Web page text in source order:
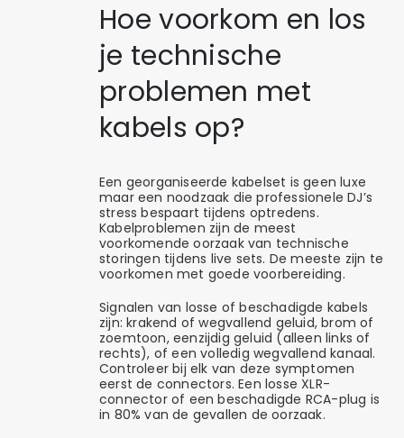
Hoe voorkom en los
je technische
problemen met
kabels op?
Een georganiseerde kabelset is geen luxe
maar een noodzaak die professionele DJ’s
stress bespaart tijdens optredens.
Kabelproblemen zijn de meest
voorkomende oorzaak van technische
storingen tijdens live sets. De meeste zijn te
voorkomen met goede voorbereiding.
Signalen van losse of beschadigde kabels
zijn: krakend of wegvallend geluid, brom of
zoemtoon, eenzijdig geluid (alleen links of
rechts), of een volledig wegvallend kanaal.
Controleer bij elk van deze symptomen
eerst de connectors. Een losse XLR-
connector of een beschadigde RCA-plug is
in 80% van de gevallen de oorzaak.